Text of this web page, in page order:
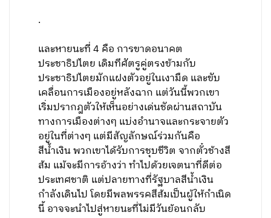
.
และหายนะที่ 4 คือ การขาดอนาคต
ประชาธิปไตย เดิมทีศัตรูคู่ตรงข้ามกับ
ประชาธิปไตยมักแฝงตัวอยู่ในเงามืด และขับ
เคลื่อนการเมืองอยู่หลังฉาก แต่วันนี้พวกเขา
เริ่มปรากฎตัวให้เห็นอย่างเด่นชัดผ่านสถาบัน
ทางการเมืองต่างๆ แบ่งอำนาจและกระจายตัว
อยู่ในที่ต่างๆ แต่มีสัญลักษณ์ร่วมกันคือ
สีน้ำเงิน พวกเขาได้รับการชุบชีวิต จากตั๋วช้างสี
ส้ม แม้จะมีการอ้างว่า ทำไปด้วยเจตนาที่ดีต่อ
ประเทศชาติ แต่ปลายทางที่รัฐบาลสีน้ำเงิน
กำลังเดินไป โดยมีพลพรรคสีส้มเป็นผู้ให้กำเนิด
นี้ อาจจะนำไปสู่หายนะที่ไม่มีวันย้อนกลับ